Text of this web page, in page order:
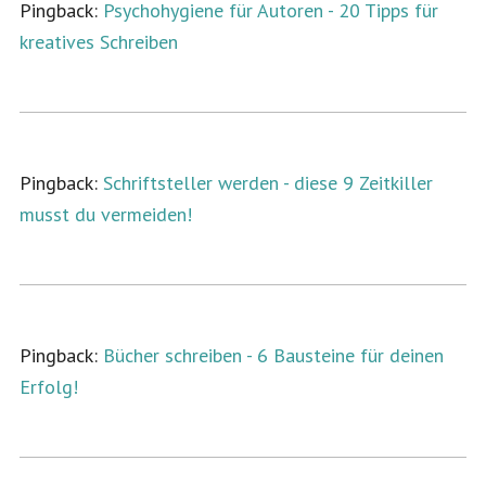
Pingback: Psychohygiene für Autoren - 20 Tipps für
kreatives Schreiben
Pingback: Schriftsteller werden - diese 9 Zeitkiller
musst du vermeiden!
Pingback: Bücher schreiben - 6 Bausteine für deinen
Erfolg!